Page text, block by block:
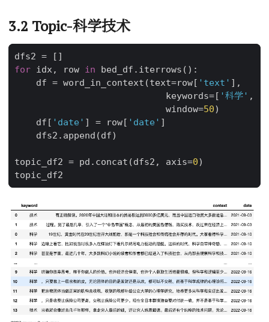
3.2 Topic-科学技术
dfs2 =
[]
for idx, row in bed_df . iterrows ():
df = word_in_context (text=row[ 'text' ],
keywords=[ '科学' ,
window=50)
df [ 'date' ] = row[ 'date' ]
dfs2 . append (df)
topic_df2 = pd . concat (dfs2 , axis=0)
topic_df2